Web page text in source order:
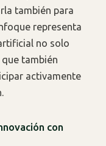
también para
representa
no solo
también
activamente
con